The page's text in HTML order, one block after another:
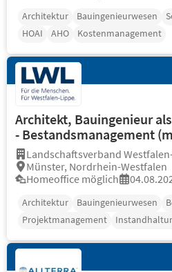
Architektur Bauingenieurwesen
HOAI
AHO Kostenmanagement
Architekt, Bauingenieur
- Bestandsmanagement
Landschaftsverband
Münster, Nordrhein-Westfalen
Homeoffice möglich
Architektur Bauingenieurwesen
Projektmanagement